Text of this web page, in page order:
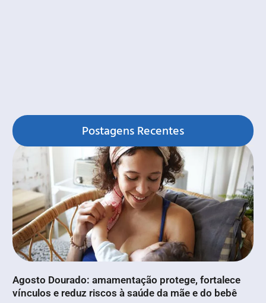
Postagens Recentes
Agosto Dourado: amamentação protege, fortalece
vínculos e reduz riscos à saúde da mãe e do bebê